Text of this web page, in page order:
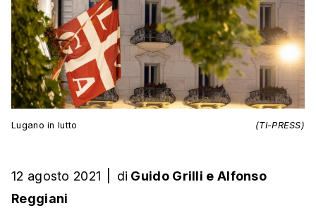
Lugano in lutto (TI-PRESS)
12 agosto 2021 di Guido Grilli e Alfonso
Reggiani